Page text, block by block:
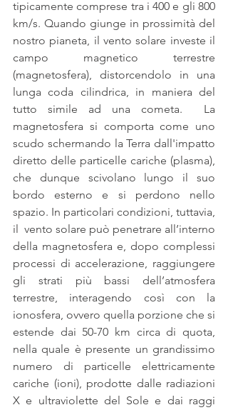
tipicamente comprese tra i 400 e gli 800
km/s. Quando giunge in prossimità del
nostro pianeta, il vento solare investe il
campo magnetico terrestre
(magnetosfera), distorcendolo in una
lunga coda cilindrica, in maniera del
tutto simile ad una cometa.  La
magnetosfera si comporta come uno
scudo schermando la Terra dall'impatto
diretto delle particelle cariche (plasma),
che dunque scivolano lungo il suo
bordo esterno e si perdono nello
spazio. In particolari condizioni, tuttavia,
il  vento solare può penetrare all’interno
della magnetosfera e, dopo complessi
processi di accelerazione, raggiungere
gli strati più bassi dell’atmosfera
terrestre, interagendo così con la
ionosfera, ovvero quella porzione che si
estende dai 50-70 km circa di quota,
nella quale è presente un grandissimo
numero di particelle elettricamente
cariche (ioni), prodotte dalle radiazioni
X e ultraviolette del Sole e dai raggi